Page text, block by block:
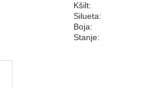
Kšilt:
Silueta:
Boja:
Stanje: